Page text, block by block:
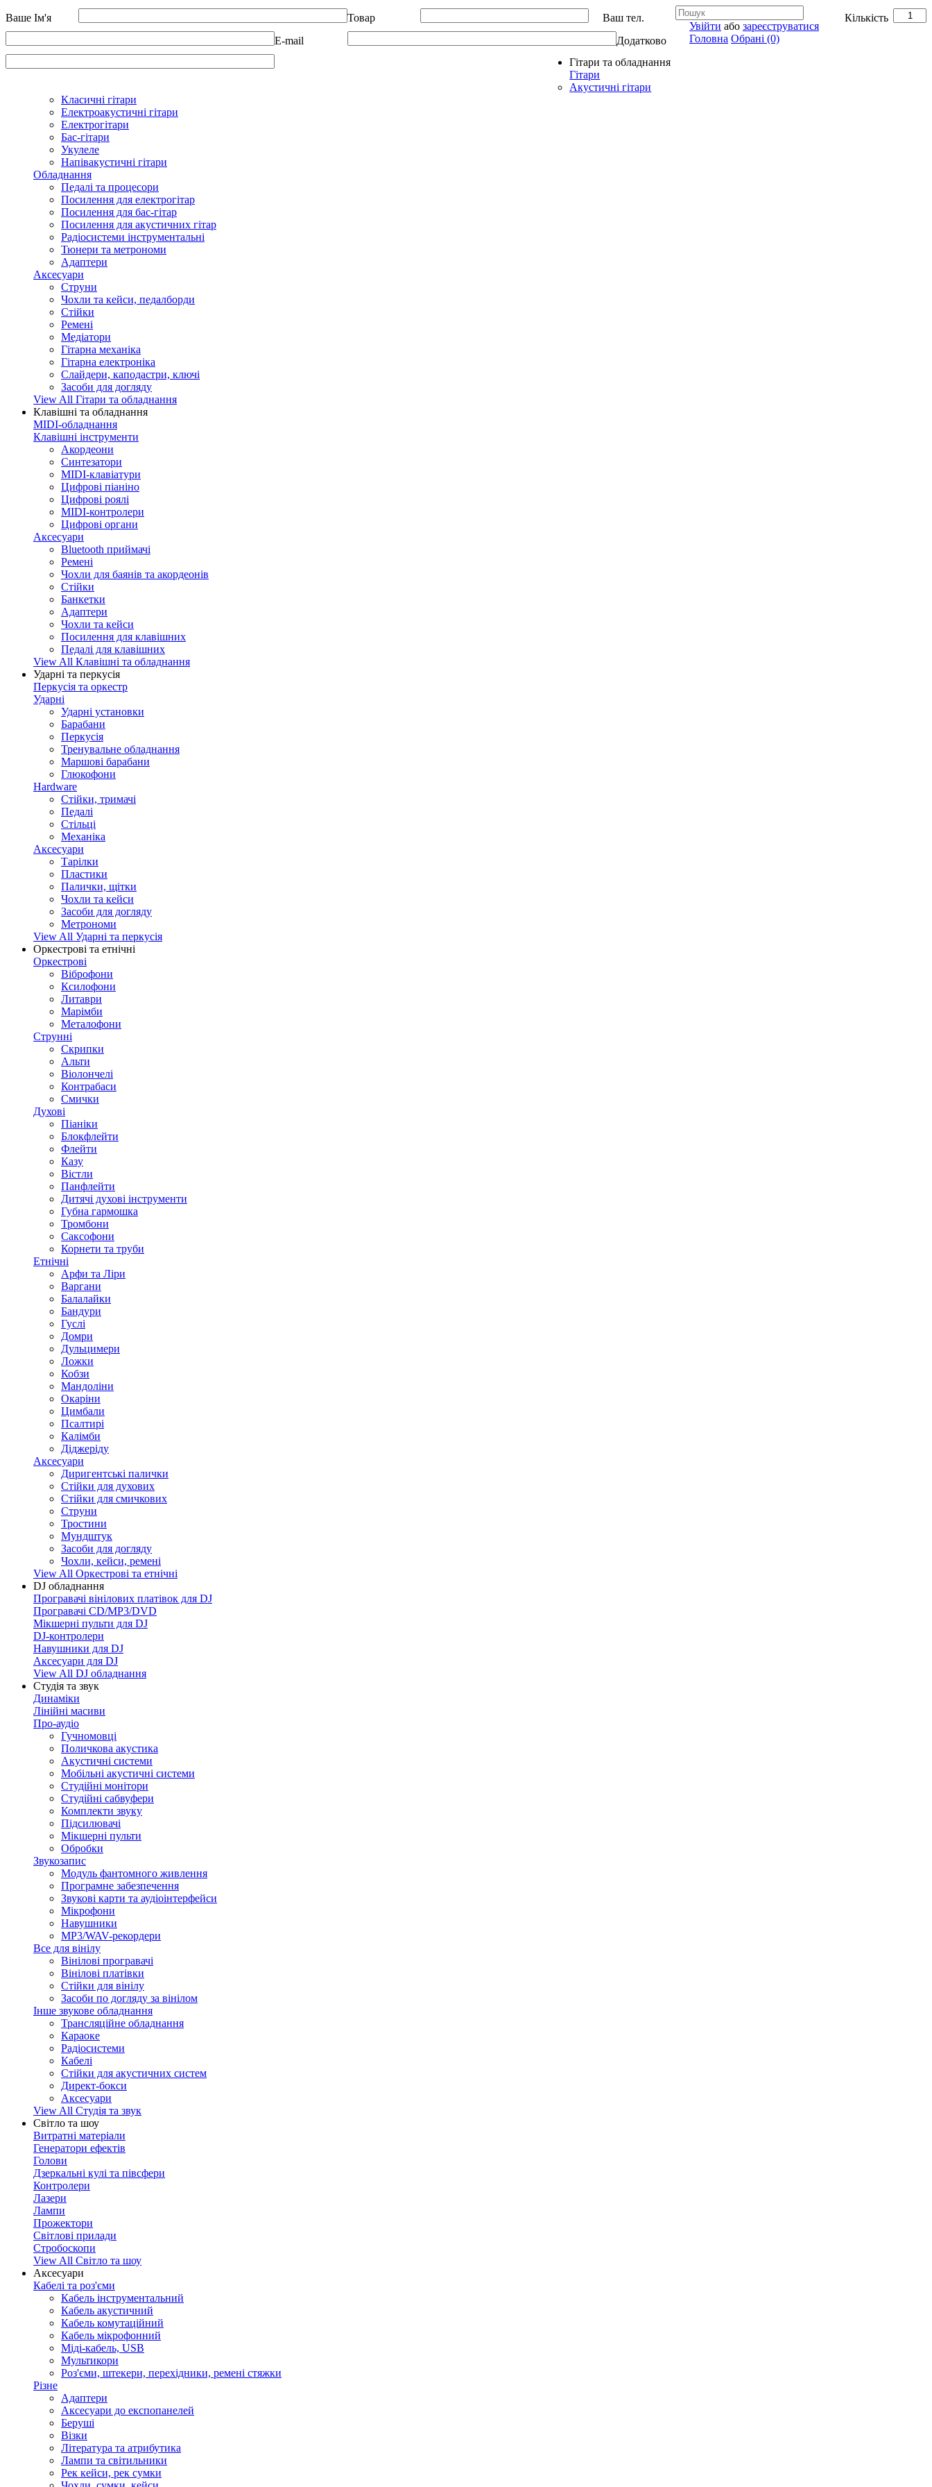
Ваше Ім'я Товар Кількість
Ваш тел.
E-mail
Додатково
Allegro - Music: Музичні інструменти в Україні
Увійти або зареєструватися
Головна Обрані (0)
Гітари та обладнання
Гітари
Акустичні гітари
Класичні гітари
Електроакустичні гітари
Електрогітари
Бас-гітари
Укулеле
Напівакустичні гітари
Обладнання
Педалі та процесори
Посилення для електрогітар
Посилення для бас-гітар
Посилення для акустичних гітар
Радіосистеми інструментальні
Тюнери та метрономи
Адаптери
Аксесуари
Струни
Чохли та кейси, педалборди
Стійки
Ремені
Медіатори
Гітарна механіка
Гітарна електроніка
Слайдери, каподастри, ключі
Засоби для догляду
View All Гітари та обладнання
Клавішні та обладнання
MIDI-обладнання
Клавішні інструменти
Акордеони
Синтезатори
MIDI-клавіатури
Цифрові піаніно
Цифрові роялі
MIDI-контролери
Цифрові органи
Аксесуари
Bluetooth приймачі
Ремені
Чохли для баянів та акордеонів
Стійки
Банкетки
Адаптери
Чохли та кейси
Посилення для клавішних
Педалі для клавішних
View All Клавішні та обладнання
Ударні та перкусія
Перкусія та оркестр
Ударні
Ударні установки
Барабани
Перкусія
Тренувальне обладнання
Маршові барабани
Глюкофони
Hardware
Стійки, тримачі
Педалі
Стільці
Механіка
Аксесуари
Тарілки
Пластики
Палички, щітки
Чохли та кейси
Засоби для догляду
Метрономи
View All Ударні та перкусія
Оркестрові та етнічні
Оркестрові
Віброфони
Ксилофони
Литаври
Марімби
Металофони
Струнні
Скрипки
Альти
Віолончелі
Контрабаси
Смички
Духові
Піаніки
Блокфлейти
Флейти
Казу
Вістли
Панфлейти
Дитячі духові інструменти
Губна гармошка
Тромбони
Саксофони
Корнети та труби
Етнічні
Арфи та Ліри
Варгани
Балалайки
Бандури
Гуслі
Домри
Дульцимери
Ложки
Кобзи
Мандоліни
Окаріни
Цимбали
Псалтирі
Калімби
Діджеріду
Аксесуари
Диригентські палички
Стійки для духових
Стійки для смичкових
Струни
Тростини
Мундштук
Засоби для догляду
Чохли, кейси, ремені
View All Оркестрові та етнічні
DJ обладнання
Програвачі вінілових платівок для DJ
Програвачі CD/MP3/DVD
Мікшерні пульти для DJ
DJ-контролери
Навушники для DJ
Аксесуари для DJ
View All DJ обладнання
Студія та звук
Динаміки
Лінійні масиви
Про-аудіо
Гучномовці
Поличкова акустика
Акустичні системи
Мобільні акустичні системи
Студійні монітори
Студійні сабвуфери
Комплекти звуку
Підсилювачі
Мікшерні пульти
Обробки
Звукозапис
Модуль фантомного живлення
Програмне забезпечення
Звукові карти та аудіоінтерфейси
Мікрофони
Навушники
MP3/WAV-рекордери
Все для вінілу
Вінілові програвачі
Вінілові платівки
Стійки для вінілу
Засоби по догляду за вінілом
Інше звукове обладнання
Трансляційне обладнання
Караоке
Радіосистеми
Кабелі
Стійки для акустичних систем
Директ-бокси
Аксесуари
View All Студія та звук
Світло та шоу
Витратні матеріали
Генератори ефектів
Голови
Дзеркальні кулі та півсфери
Контролери
Лазери
Лампи
Прожектори
Світлові прилади
Стробоскопи
View All Світло та шоу
Аксесуари
Кабелі та роз'єми
Кабель інструментальний
Кабель акустичний
Кабель комутаційний
Кабель мікрофонний
Міді-кабель, USB
Мультикори
Роз'єми, штекери, перехідники, ремені стяжки
Різне
Адаптери
Аксесуари до експопанелей
Беруші
Візки
Література та атрибутика
Лампи та світильники
Рек кейси, рек сумки